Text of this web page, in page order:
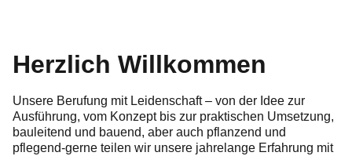
Kontakt
07661 / 90 38 87
info(at)althaus-garten.de
Herzlich Willkommen
Unsere Berufung mit Leidenschaft – von der Idee zur
Ausführung, vom Konzept bis zur praktischen Umsetzung,
bauleitend und bauend, aber auch pflanzend und
pflegend-gerne teilen wir unsere jahrelange Erfahrung mit